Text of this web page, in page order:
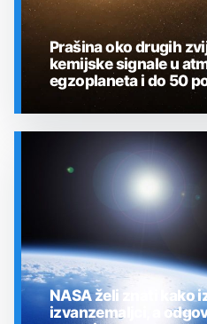
Prašina oko drugih
kemijske signale u
egzoplaneta i do 50
NASA želi znati kako
izvanzemaljci, a